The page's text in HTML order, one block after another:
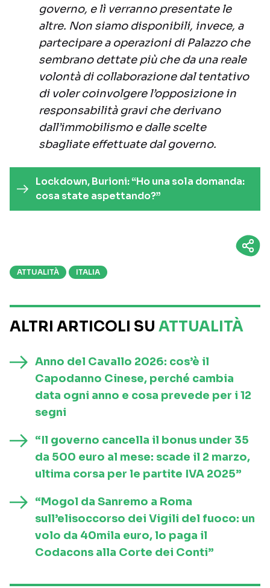
governo, e lì verranno presentate le
altre. Non siamo disponibili, invece, a
partecipare a operazioni di Palazzo che
sembrano dettate più che da una reale
volontà di collaborazione dal tentativo
di voler coinvolgere l’opposizione in
responsabilità gravi che derivano
dall’immobilismo e dalle scelte
sbagliate effettuate dal governo.
Lockdown, Burioni: “Ho una sola domanda:
cosa state aspettando?”
ATTUALITÀ ITALIA
ALTRI ARTICOLI SU ATTUALITÀ
Anno del Cavallo 2026: cos’è il
Capodanno Cinese, perché cambia
data ogni anno e cosa prevede per i 12
segni
“Il governo cancella il bonus under 35
da 500 euro al mese: scade il 2 marzo,
ultima corsa per le partite IVA 2025”
“Mogol da Sanremo a Roma
sull’elisoccorso dei Vigili del fuoco: un
volo da 40mila euro, lo paga il
Codacons alla Corte dei Conti”